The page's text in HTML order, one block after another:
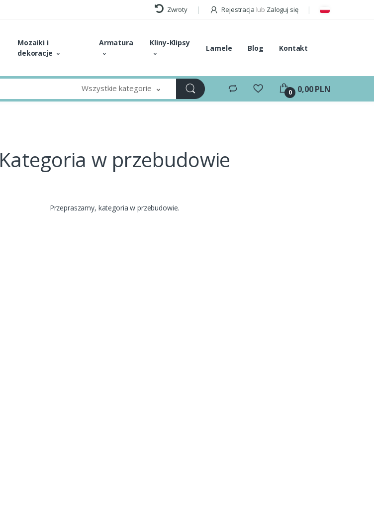
Zwroty Rejestracja lub Zaloguj się
Mozaiki i
dekoracje
Armatura Kliny-Klipsy
Lamele Blog Kontakt
Wszystkie kategorie 0 0,00 PLN
Kategoria w przebudowie
Przepraszamy, kategoria w przebudowie.